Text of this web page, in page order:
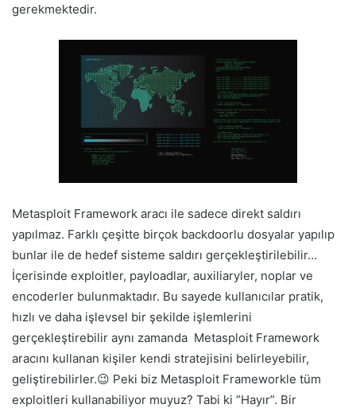
gerekmektedir.
Metasploit Framework aracı ile sadece direkt saldırı
yapılmaz. Farklı çeşitte birçok backdoorlu dosyalar yapılıp
bunlar ile de hedef sisteme saldırı gerçekleştirilebilir…
İçerisinde exploitler, payloadlar, auxiliaryler, noplar ve
encoderler bulunmaktadır. Bu sayede kullanıcılar pratik,
hızlı ve daha işlevsel bir şekilde işlemlerini
gerçekleştirebilir aynı zamanda Metasploit Framework
aracını kullanan kişiler kendi stratejisini belirleyebilir,
geliştirebilirler.😉 Peki biz Metasploit Frameworkle tüm
exploitleri kullanabiliyor muyuz? Tabi ki ”Hayır”. Bir